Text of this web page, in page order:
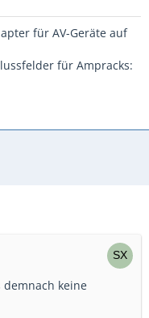
für AV-Geräte auf
für Ampracks:
demnach keine